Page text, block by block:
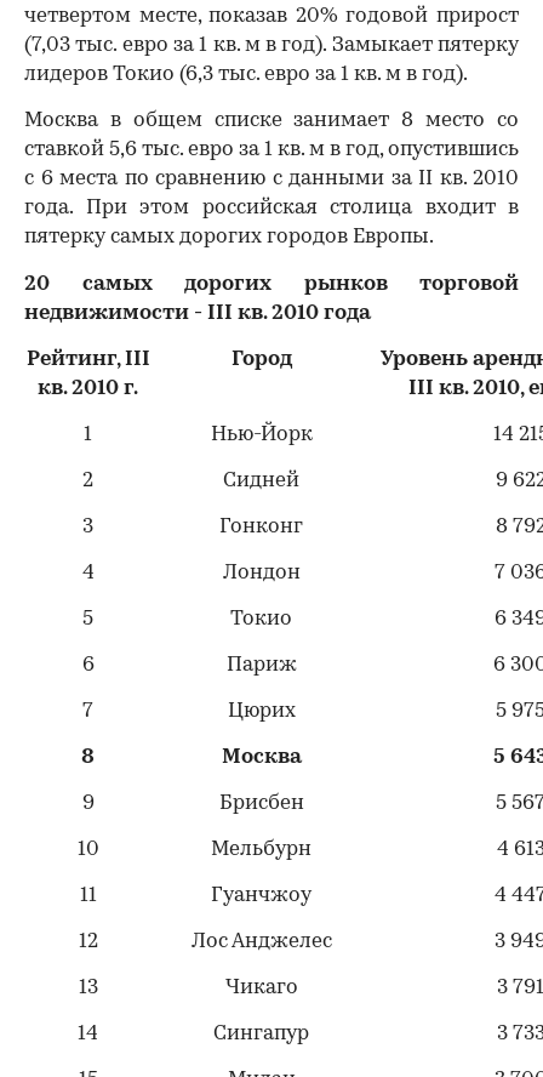
четвертом месте, показав 20% годовой прирост
(7,03 тыс. евро за 1 кв. м в год). Замыкает пятерку
лидеров Токио (6,3 тыс. евро за 1 кв. м в год).
Москва в общем списке занимает 8 место со
ставкой 5,6 тыс. евро за 1 кв. м в год, опустившись
с 6 места по сравнению с данными за II кв. 2010
года. При этом российская столица входит в
пятерку самых дорогих городов Европы.
00:00
20 самых дорогих рынков торговой
недвижимости - III кв. 2010 года
Рейтинг,III
кв. 2010 г.
Город
Уровень
III кв. 2010,
1 Нью-Йорк 14
2 Сидней 9
3 Гонконг 8
4 Лондон 7
5 Токио 6
6 Париж 6
7 Цюрих 5
8 Москва 5
9 Брисбен 5
10 Мельбурн 4
11 Гуанчжоу 4
12 Лос Анджелес 3
13 Чикаго 3 791
14 Сингапур 3